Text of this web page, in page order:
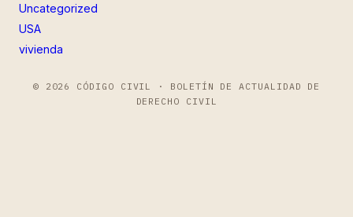
Uncategorized
USA
vivienda
© 2026 CÓDIGO CIVIL · BOLETÍN DE ACTUALIDAD DE
DERECHO CIVIL